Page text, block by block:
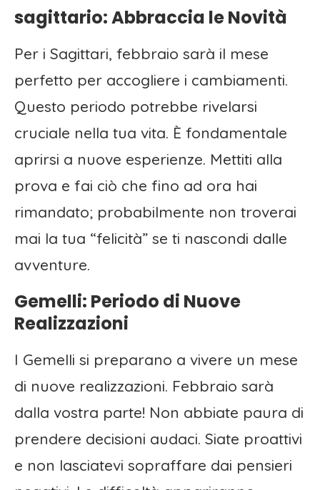
sagittario: Abbraccia le Novità
Per i Sagittari, febbraio sarà il mese
perfetto per accogliere i cambiamenti.
Questo periodo potrebbe rivelarsi
cruciale nella tua vita. È fondamentale
aprirsi a nuove esperienze. Mettiti alla
prova e fai ciò che fino ad ora hai
rimandato; probabilmente non troverai
mai la tua “felicità” se ti nascondi dalle
avventure.
Gemelli: Periodo di Nuove
Realizzazioni
I Gemelli si preparano a vivere un mese
di nuove realizzazioni. Febbraio sarà
dalla vostra parte! Non abbiate paura di
prendere decisioni audaci. Siate proattivi
e non lasciatevi sopraffare dai pensieri